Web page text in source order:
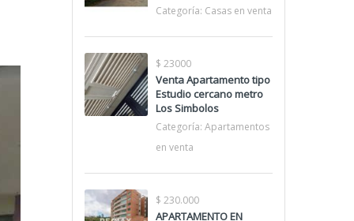
Categoría: Casas en venta
$ 23000
Venta Apartamento tipo
Estudio cercano metro
Los Simbolos
Categoría: Apartamentos
en venta
$ 230.000
APARTAMENTO EN